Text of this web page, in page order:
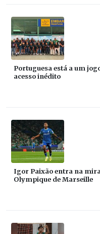
Portuguesa está a um
acesso inédito
Igor Paixão entra na
Olympique de Marseille